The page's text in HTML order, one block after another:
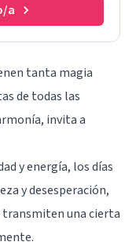
a
tanta magia
de todas las
invita a
y energía, los días
y desesperación,
transmiten una cierta